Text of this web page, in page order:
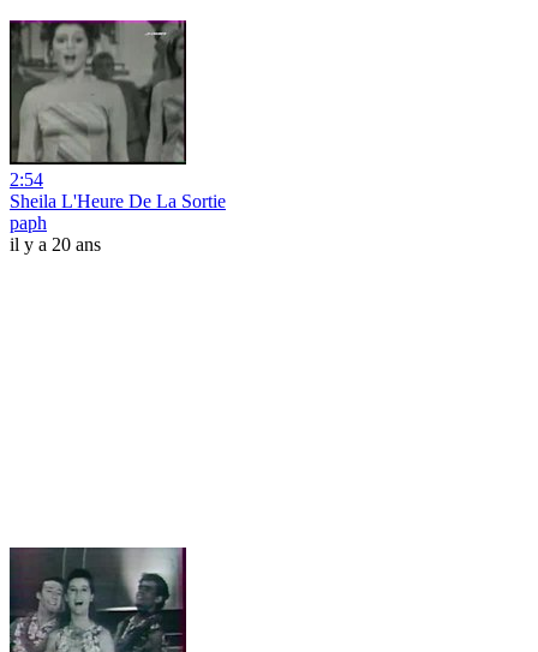
2:54
Sheila L'Heure De La Sortie
paph
il y a 20 ans